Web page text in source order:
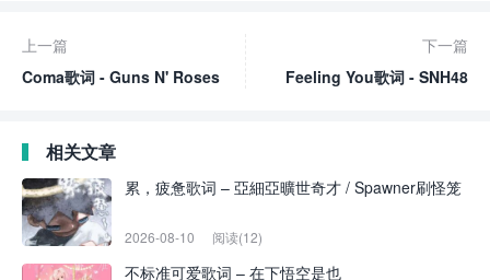
上一篇
Coma歌词 - Guns N' Roses
下一篇
Feeling You歌词 - SNH48
相关文章
累，疲惫歌词 – 亞細亞曠世奇才 / Spawner刷怪笼
2026-08-10 阅读(12)
不标准可爱歌词 – 在下悟空是也